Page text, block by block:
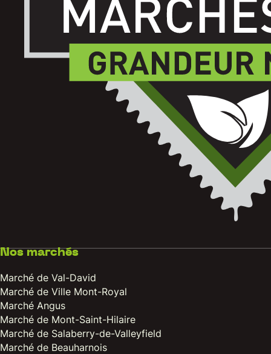
Nos marchés
Marché de Val-David
Marché de Ville Mont-Royal
Marché Angus
Marché de Mont-Saint-Hilaire
Marché de Salaberry-de-Valleyfield
Marché de Beauharnois